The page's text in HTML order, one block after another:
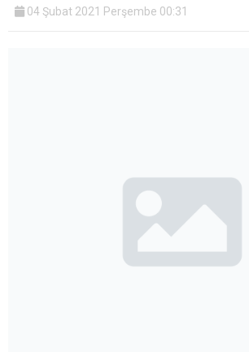
04 Şubat 2021 Perşembe 00:31